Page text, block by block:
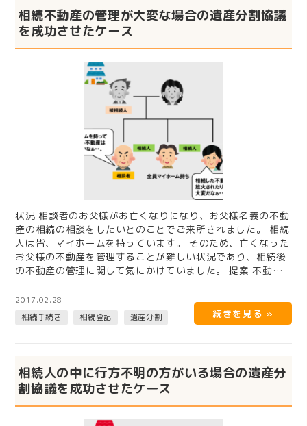
相続不動産の管理が大変な場合の遺産分割協議
を成功させたケース
状況 相談者のお父様がお亡くなりになり、お父様名義の不動
産の相続の相談をしたいとのことでご来所されました。 相続
人は皆、マイホームを持っています。 そのため、亡くなった
お父様の不動産を管理することが難しい状況であり、相続後
の不動産の管理に関して気にかけていました。 提案 不動産
2017.02.28
相続手続き
相続登記 遺産分割
相続人の中に行方不明の方がいる場合の遺産分
割協議を成功させたケース